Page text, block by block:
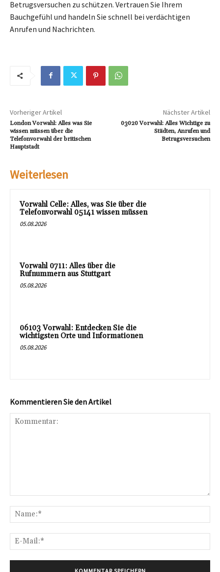
Betrugsversuchen zu schützen. Vertrauen Sie Ihrem
Bauchgefühl und handeln Sie schnell bei verdächtigen
Anrufen und Nachrichten.
Vorheriger Artikel
London Vorwahl: Alles was Sie
wissen müssen über die
Telefonvorwahl der britischen
Hauptstadt
Nächster Artikel
03020 Vorwahl: Alles Wichtige zu
Städten, Anrufen und
Betrugsversuchen
Weiterlesen
Vorwahl Celle: Alles, was Sie über die
Telefonvorwahl 05141 wissen müssen
05.08.2026
Vorwahl 0711: Alles über die
Rufnummern aus Stuttgart
05.08.2026
06103 Vorwahl: Entdecken Sie die
wichtigsten Orte und Informationen
05.08.2026
Kommentieren Sie den Artikel